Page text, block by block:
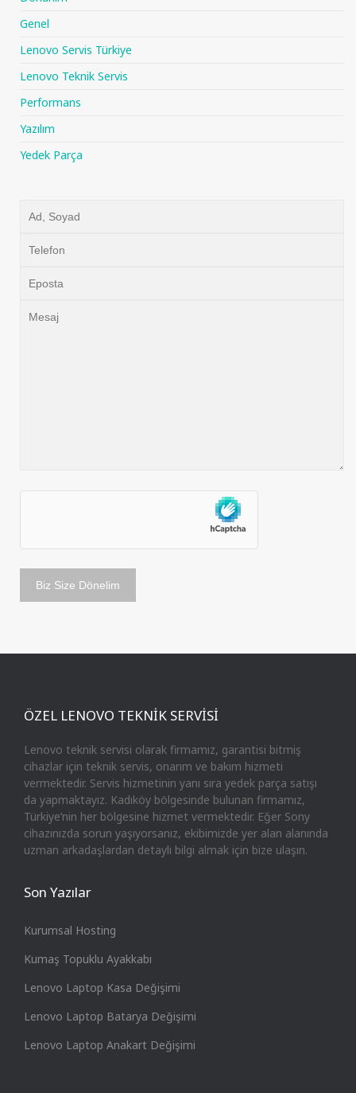
Genel
Lenovo Servis Türkiye
Lenovo Teknik Servis
Performans
Yazılım
Yedek Parça
ÖZEL LENOVO TEKNİK SERVİSİ
Lenovo teknik servisi olarak firmamız, garantisi bitmiş
cihazlar için teknik servis, onarım ve bakım hizmeti
vermektedir. Servis hizmetinin yanı sıra yedek parça satışı
da yapmaktayız. Kadıköy bölgesinde bulunan firmamız,
Türkiye’nin her bölgesine hizmet vermektedir. Eğer Sony
cihazınızda sorun yaşıyorsanız, ekibimizde yer alan alanında
uzman arkadaşlardan detaylı bilgi almak için bize ulaşın.
Son Yazılar
Kurumsal Hosting
Kumaş Topuklu Ayakkabı
Lenovo Laptop Kasa Değişimi
Lenovo Laptop Batarya Değişimi
Lenovo Laptop Anakart Değişimi